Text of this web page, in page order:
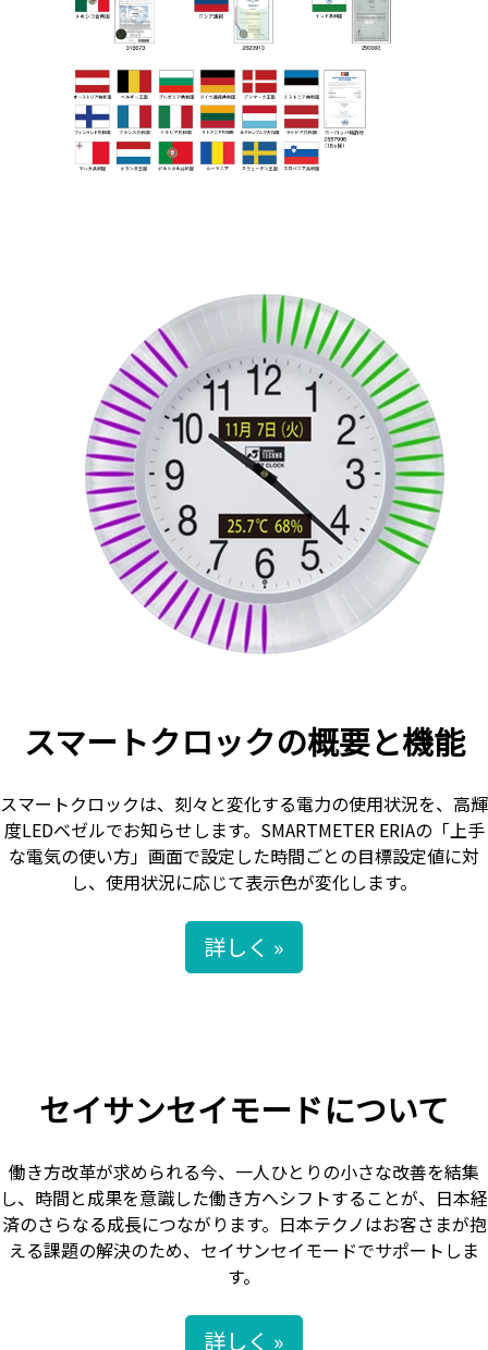
スマートクロックの概要と機能
スマートクロックは、刻々と変化する電力の使用状況を、高輝
度LEDベゼルでお知らせします。SMARTMETER ERIAの「上手
な電気の使い方」画面で設定した時間ごとの目標設定値に対
し、使用状況に応じて表示色が変化します。
詳しく »
セイサンセイモードについて
働き方改革が求められる今、一人ひとりの小さな改善を結集
し、時間と成果を意識した働き方へシフトすることが、日本経
済のさらなる成長につながります。日本テクノはお客さまが抱
える課題の解決のため、セイサンセイモードでサポートしま
す。
詳しく »